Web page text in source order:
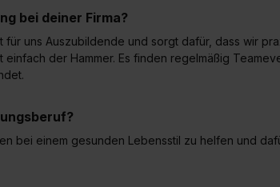
bei deiner Firma?
für uns Auszubildende und sorgt dafür, dass wir
einfach der Hammer. Es finden regelmäßig
bei einem gesunden Lebensstil zu helfen und